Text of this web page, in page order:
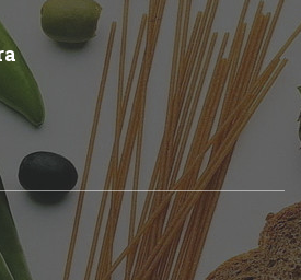
Pizzarias
Portuguesa
Self-service
e sorvetes
e sorvetes
Variados